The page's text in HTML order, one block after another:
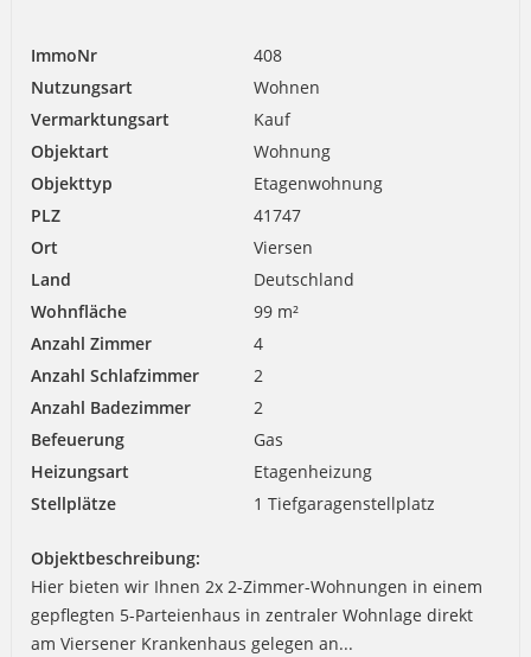
ImmoNr
408
Nutzungsart
Wohnen
Vermarktungsart
Kauf
Objektart
Wohnung
Objekttyp
Etagenwohnung
PLZ
41747
Ort
Viersen
Land
Deutschland
Wohnfläche
99 m²
Anzahl Zimmer
4
Anzahl Schlafzimmer
2
Anzahl Badezimmer
2
Befeuerung
Gas
Heizungsart
Etagenheizung
Stellplätze
1 Tiefgaragenstellplatz
Objektbeschreibung:
Hier bieten wir Ihnen 2x 2-Zimmer-Wohnungen in einem
gepflegten 5-Parteienhaus in zentraler Wohnlage direkt
am Viersener Krankenhaus gelegen an...